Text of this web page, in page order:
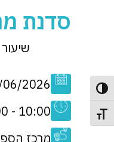
הפעל/כבה ניגודיות גבוהה
מתג גודל גופן
סדנת
2026
10:00 - 12:00
מרכז